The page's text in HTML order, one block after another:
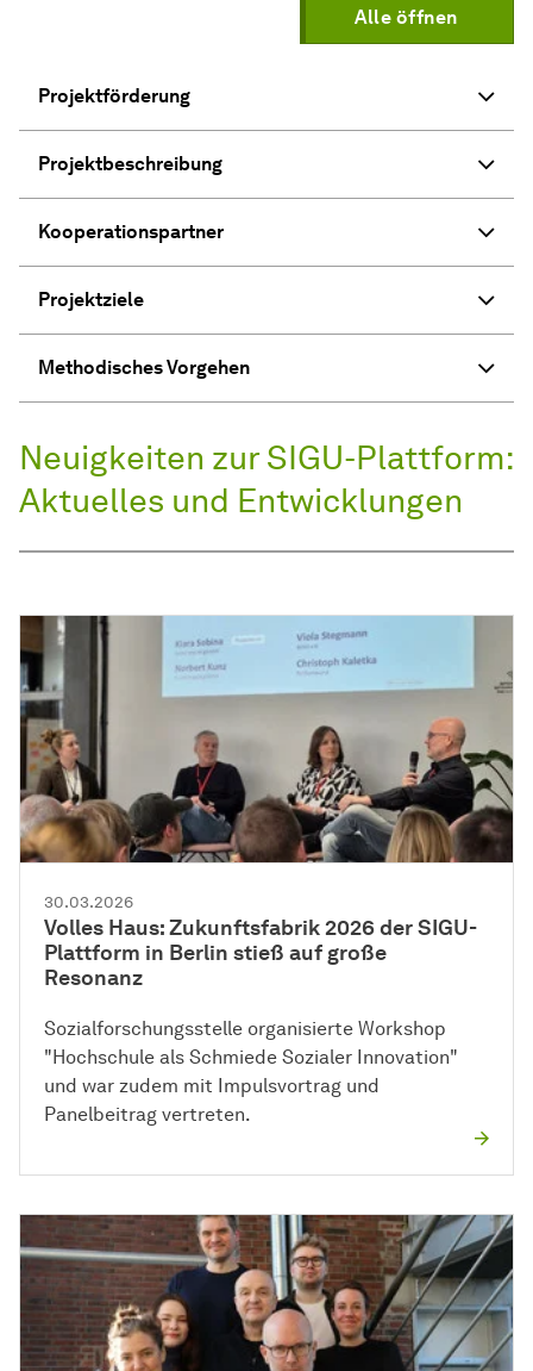
Alle öffnen
Projektförderung
Projektbeschreibung
Kooperationspartner
Projektziele
Methodisches Vorgehen
Neuigkeiten zur SIGU-Plattform:
Aktuelles und Entwicklungen
30.03.2026
Volles Haus: Zukunftsfabrik 2026 der SIGU-
Plattform in Berlin stieß auf große
Resonanz
Sozial­forschungs­stelle organisierte Workshop
"Hochschule als Schmiede Sozialer Innovation"
und war zudem mit Impulsvortrag und
Panelbeitrag vertreten.